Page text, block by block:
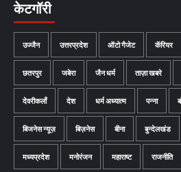
केटगॉरी
उज्जैन उत्तरप्रदेश ऑटो गैजेट कॅरियर
छतरपुर जबेरा जैन धर्म ताज़ा खबरे
देवरीकलाँ देश धर्म अध्यात्म पन्ना
बिजनेस न्यूज़ बिज़नेस बीना बुन्देलखंड
मध्यप्रदेश मनोरंजन महाराष्ट राजनीति